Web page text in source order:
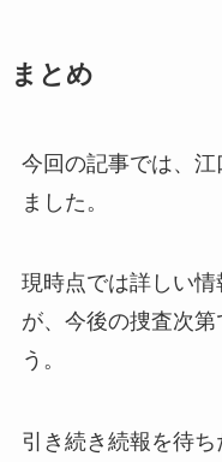
まとめ
今回の記事では、
ました。
現時点では詳しい
が、今後の捜査次
う。
引き続き続報を待ち